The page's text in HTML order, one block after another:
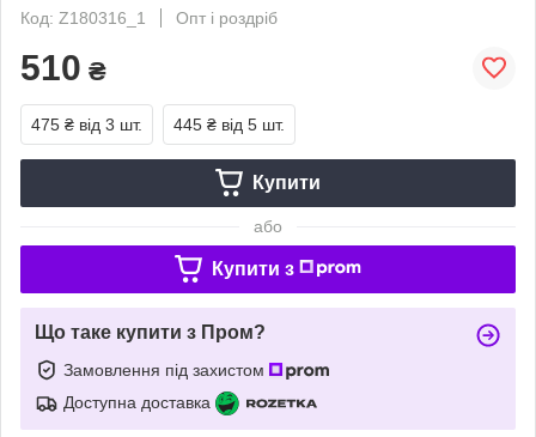
Код: Z180316_1
Опт і роздріб
510 ₴
475 ₴ від 3 шт. 445 ₴ від 5 шт.
Купити
або
Купити з
Що таке купити з Пром?
Замовлення під захистом
Доступна доставка